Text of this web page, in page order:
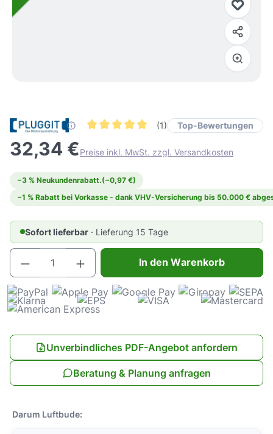
(1) Top-Bewertungen
32,34 €Preise inkl. MwSt. zzgl. Versandkosten
−3 % Neukundenrabatt.(−0,97 €)
−1 % Rabatt bei Vorkasse - dank VHV-Versicherung bis 50.000 €
Sofort lieferbar · Lieferung 15 Tage
Produkt Anzahl: Gib den gewünschten
In den Warenkorb
Unverbindliches PDF-Angebot anfordern
Beratung & Planung anfragen
Darum Luftbude: